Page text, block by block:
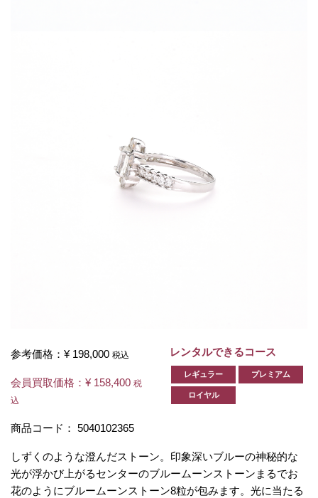
参考価格： ¥ 198,000 税込
会員買取価格： ¥ 158,400 税
込
商品コード： 5040102365
レンタルできるコース
レギュラー プレミアム
ロイヤル
しずくのような澄んだストーン。印象深いブルーの神秘的な
光が浮かび上がるセンターのブルームーンストーンまるでお
花のようにブルームーンストーン8粒が包みます。光に当たる